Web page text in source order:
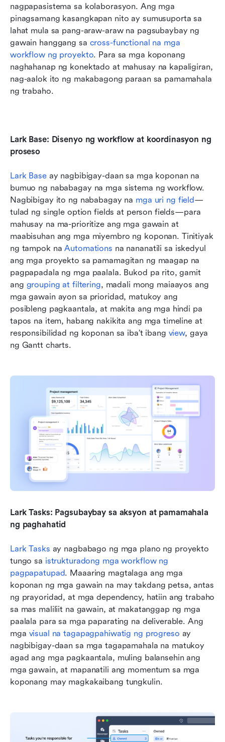
nagpapasistema sa kolaborasyon. Ang mga
pinagsamang kasangkapan nito ay sumusuporta sa
lahat mula sa pang-araw-araw na pagsubaybay ng
gawain hanggang sa cross-functional na mga
workflow ng proyekto. Para sa mga koponang
naghahanap ng konektado at mahusay na kapaligiran,
nag-aalok ito ng makabagong paraan sa pamamahala
ng trabaho.
Lark Base: Disenyo ng workflow at koordinasyon ng
proseso
Lark Base ay nagbibigay-daan sa mga koponan na
bumuo ng nababagay na mga sistema ng workflow.
Nagbibigay ito ng nababagay na mga uri ng field—
tulad ng single option fields at person fields—para
mahusay na ma-prioritize ang mga gawain at
maabisuhan ang mga miyembro ng koponan. Tinitiyak
ng tampok na Automations na nananatili sa iskedyul
ang mga proyekto sa pamamagitan ng maagap na
pagpapadala ng mga paalala. Bukod pa rito, gamit
ang grouping at filtering, madali mong maiaayos ang
mga gawain ayon sa prioridad, matukoy ang
posibleng pagkaantala, at makita ang mga hindi pa
tapos na item, habang nakikita ang mga timeline at
responsibilidad ng koponan sa iba’t ibang view, gaya
ng Gantt charts.
Lark Tasks: Pagsubaybay sa aksyon at pamamahala
ng paghahatid
Lark Tasks ay nagbabago ng mga plano ng proyekto
tungo sa istrukturadong mga workflow ng
pagpapatupad. Maaaring magtalaga ang mga
koponan ng mga gawain na may takdang petsa, antas
ng prayoridad, at mga dependency, hatiin ang trabaho
sa mas maliliit na gawain, at makatanggap ng mga
paalala para sa mga paparating na deliverable. Ang
mga visual na tagapagpahiwatig ng progreso ay
nagbibigay-daan sa mga tagapamahala na matukoy
agad ang mga pagkaantala, muling balansehin ang
mga gawain, at mapanatili ang momentum sa mga
koponang may magkakaibang tungkulin.